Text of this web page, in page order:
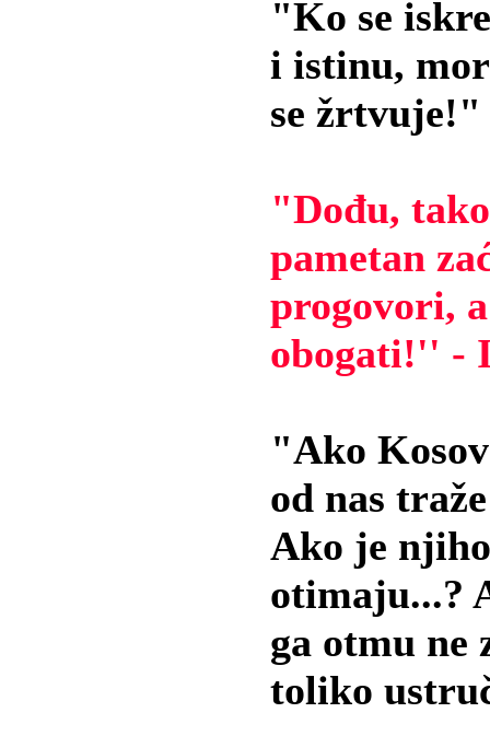
"Ko se
i istinu,
se žrtvuje!"
"Dođu,
pametan
progovori,
obogati!'' -
"Ako
od nas
Ako je
otimaju...?
ga otmu ne
toliko